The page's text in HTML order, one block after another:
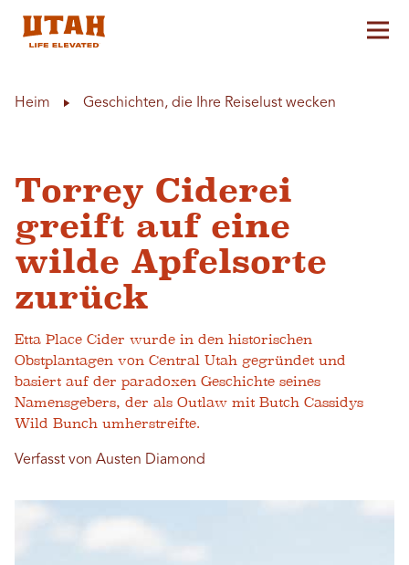
Heim Geschichten, die Ihre Reiselust wecken
Torrey Ciderei
greift auf eine
wilde Apfelsorte
zurück
Etta Place Cider wurde in den historischen
Obstplantagen von Central Utah gegründet und
basiert auf der paradoxen Geschichte seines
Namensgebers, der als Outlaw mit Butch Cassidys
Wild Bunch umherstreifte.
Verfasst von Austen Diamond